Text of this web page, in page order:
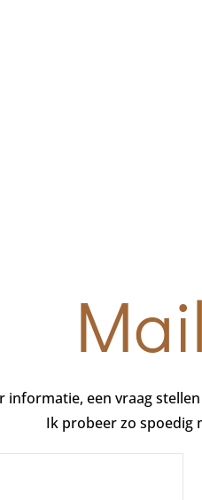
informatie, een vraag
Ik probeer zo spoedig